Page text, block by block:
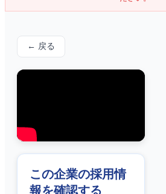
← 戻る
この企業の採用情
報を確認する